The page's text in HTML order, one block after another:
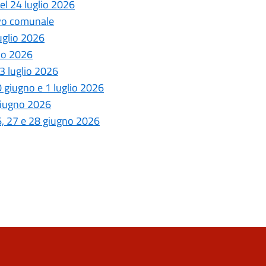
24 luglio 2026
comunale
2026
2026
luglio 2026
e 1 luglio 2026
2026
27 e 28 giugno 2026